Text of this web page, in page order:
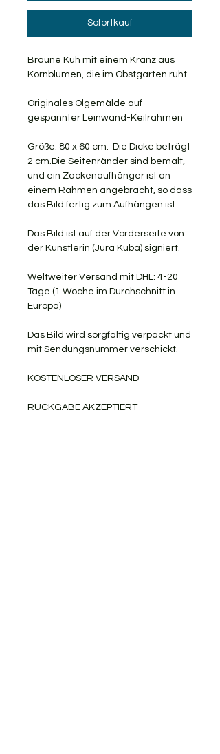
Sofortkauf
Braune Kuh mit einem Kranz aus
Kornblumen, die im Obstgarten ruht.
Originales Ölgemälde auf
gespannter Leinwand-Keilrahmen
Größe: 80 x 60 cm. Die Dicke beträgt
2 cm.Die Seitenränder sind bemalt,
und ein Zackenaufhänger ist an
einem Rahmen angebracht, so dass
das Bild fertig zum Aufhängen ist.
Das Bild ist auf der Vorderseite von
der Künstlerin (Jura Kuba) signiert.
Weltweiter Versand mit DHL: 4-20
Tage (1 Woche im Durchschnitt in
Europa)
Das Bild wird sorgfältig verpackt und
mit Sendungsnummer verschickt.
KOSTENLOSER VERSAND
RÜCKGABE AKZEPTIERT